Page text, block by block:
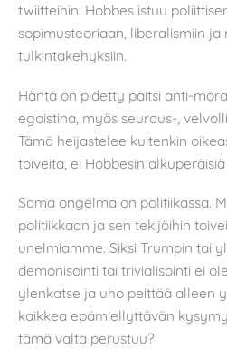
twiitteihin. Hobbes istuu
sopimusteoriaan, liberalismiin ja
tulkintakehyksiin.
Häntä on pidetty paitsi anti-
egoistina, myös seuraus-,
Tämä heijastelee kuitenkin
toiveita, ei Hobbesin
Sama ongelma on politiikassa.
politiikkaan ja sen tekijöihin
unelmiamme. Siksi Trumpin tai
demonisointi tai trivialisointi ei
ylenkatse ja uho peittää alleen
kaikkea epämiellyttävän
tämä valta perustuu?